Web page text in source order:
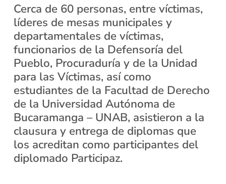
Cerca de 60 personas, entre víctimas,
líderes de mesas municipales y
departamentales de víctimas,
funcionarios de la Defensoría del
Pueblo, Procuraduría y de la Unidad
para las Víctimas, así como
estudiantes de la Facultad de Derecho
de la Universidad Autónoma de
Bucaramanga – UNAB, asistieron a la
clausura y entrega de diplomas que
los acreditan como participantes del
diplomado Participaz.